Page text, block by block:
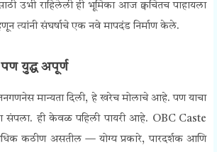
उभी राहिलेली ही भूमिका आज क्वचितच पाहायला
त्यांनी संघर्षाचे एक नवे मापदंड निर्माण केले.
पण युद्ध अपूर्ण
मान्यता दिली, हे खरेच मोलाचे आहे. पण याचा
संपला. ही केवळ पहिली पायरी आहे. OBC Caste
कठीण असतील — योग्य प्रकारे, पारदर्शक आणि